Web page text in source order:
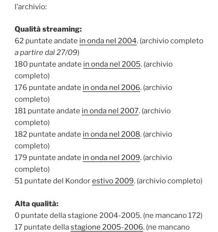
l’archivio:
Qualità streaming:
62 puntate andate in onda nel 2004. (archivio completo
a partire dal 27/09)
180 puntate andate in onda nel 2005. (archivio
completo)
176 puntate andate in onda nel 2006. (archivio
completo)
181 puntate andate in onda nel 2007. (archivio
completo)
182 puntate andate in onda nel 2008. (archivio
completo)
179 puntate andate in onda nel 2009. (archivio
completo)
51 puntate del Kondorestivo 2009. (archivio completo)
Alta qualità:
0 puntate della stagione 2004-2005. (ne mancano 172)
17 puntate dellastagione 2005-2006. (ne mancano